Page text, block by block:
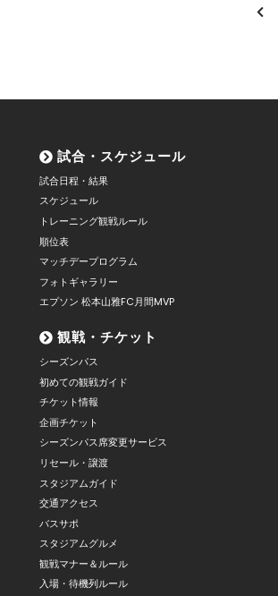
試合・スケジュール
試合日程・結果
スケジュール
トレーニング観戦ルール
順位表
マッチデープログラム
フォトギャラリー
エプソン 松本山雅FC月間MVP
観戦・チケット
シーズンパス
初めての観戦ガイド
チケット情報
企画チケット
シーズンパス席変更サービス
リセール・譲渡
スタジアムガイド
交通アクセス
バスサポ
スタジアムグルメ
観戦マナー＆ルール
入場・待機列ルール